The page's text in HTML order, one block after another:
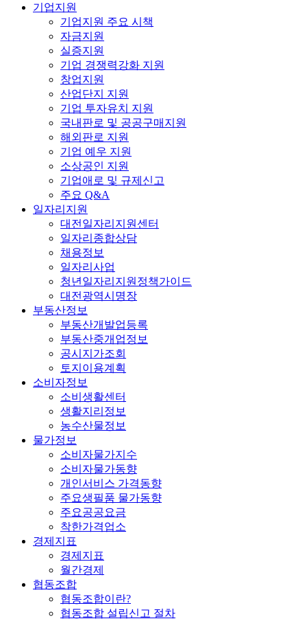
기업지원
기업지원 주요 시책
자금지원
실증지원
기업 경쟁력강화 지원
창업지원
산업단지 지원
기업 투자유치 지원
국내판로 및 공공구매지원
해외판로 지원
기업 예우 지원
소상공인 지원
기업애로 및 규제신고
주요 Q&A
일자리지원
대전일자리지원센터
일자리종합상담
채용정보
일자리사업
청년일자리지원정책가이드
대전광역시명장
부동산정보
부동산개발업등록
부동산중개업정보
공시지가조회
토지이용계획
소비자정보
소비생활센터
생활지리정보
농수산물정보
물가정보
소비자물가지수
소비자물가동향
개인서비스 가격동향
주요생필품 물가동향
주요공공요금
착한가격업소
경제지표
경제지표
월간경제
협동조합
협동조합이란?
협동조합 설립신고 절차